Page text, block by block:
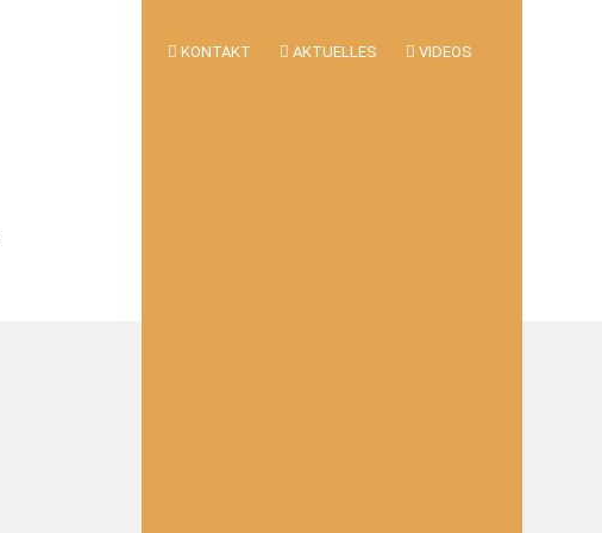
KONTAKT AKTUELLES VIDEOS